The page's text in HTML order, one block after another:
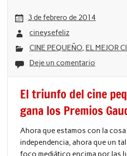
3 de febrero de 2014
cineysefeliz
CINE PEQUEÑO, EL MEJOR
Deje un comentario
El triunfo del cine
gana los Premios
Ahora que estamos con la cosa
independencia, ahora que un
foco mediático encima por las